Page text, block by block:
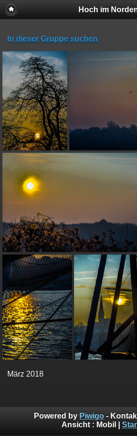
Hoch im
In dieser Gruppe suchen
März 2018
Powered by Piwigo -
Ansicht : Mobil